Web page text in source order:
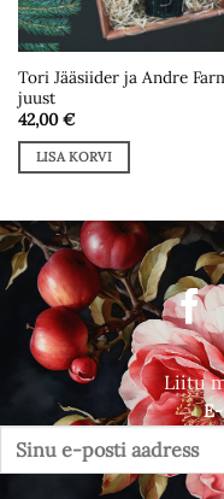
Tori Jääsiider ja Andre
juust
42,00€
LISA KORVI
Liitu